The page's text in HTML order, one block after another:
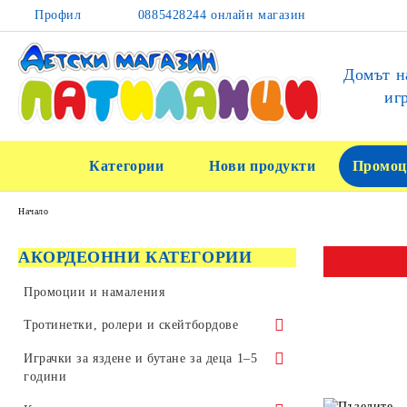
Профил 0885428244 онлайн магазин
Домът
Категории Нови продукти
АКОРДЕОННИ КАТЕГОРИИ
Промоции и намаления
Тротинетки, ролери и скейтбордове
Тротинетки за трикове и скачане
Играчки за яздене и бутане за деца 1–5
години
Начало